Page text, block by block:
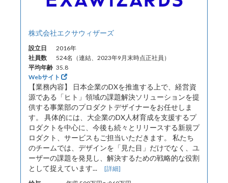
株式会社エクサウィザーズ
設立日
2016年
社員数
524名（連結、2023年9月末時点正社員）
平均年齢 35.8
Webサイト
【業務内容】 日本企業のDXを推進する上で、経営資
源である「ヒト」領域の課題解決ソリューションを提
供する事業部のプロダクトデザイナーをお任せしま
す。 具体的には、大企業のDX人材育成を支援するプ
ロダクトを中心に、今後も続々とリリースする新規プ
ロダクト、サービスもご担当いただきます。 私たち
のチームでは、デザインを「見た目」だけでなく、ユ
ーザーの課題を発見し、解決するための戦略的な役割
として捉えています... [詳細]